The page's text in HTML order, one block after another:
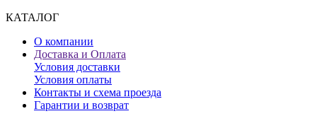
КАТАЛОГ
О компании
Доставка и Оплата
Условия доставки
Условия оплаты
Контакты и схема проезда
Гарантии и возврат